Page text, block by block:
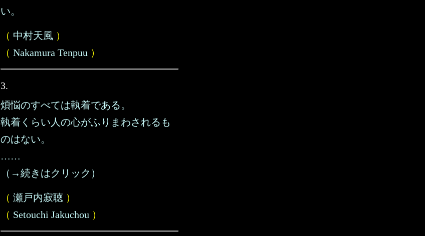
い。
（ 中村天風 ）
（ Nakamura Tenpuu ）
3.
煩悩のすべては執着である。
執着くらい人の心がふりまわされるも
のはない。
……
（→続きはクリック）
（ 瀬戸内寂聴 ）
（ Setouchi Jakuchou ）